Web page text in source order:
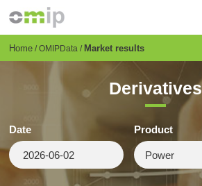
content
Breadcrumb
Home OMIPData Market results
Derivatives
Date Product